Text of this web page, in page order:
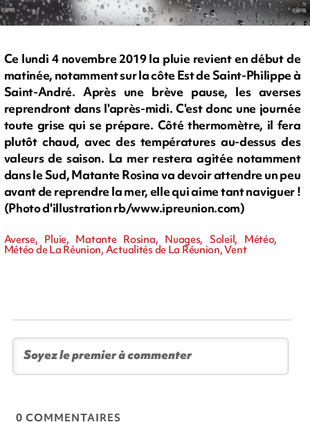
Ce lundi 4 novembre 2019 la pluie revient en début de
matinée, notamment sur la côte Est de Saint-Philippe à
Saint-André. Après une brève pause, les averses
reprendront dans l'après-midi. C'est donc une journée
toute grise qui se prépare. Côté thermomètre, il fera
plutôt chaud, avec des températures au-dessus des
valeurs de saison. La mer restera agitée notamment
dans le Sud, Matante Rosina va devoir attendre un peu
avant de reprendre la mer, elle qui aime tant naviguer !
(Photo d'illustration rb/www.ipreunion.com)
Averse, Pluie, Matante Rosina, Nuages, Soleil, Météo,
Météo de La Réunion, Actualités de La Réunion, Vent
0 COMMENTAIRES